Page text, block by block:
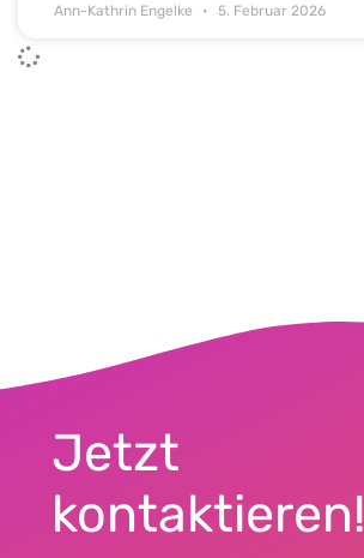
Ann-Kathrin Engelke 5. Februar 2026
Jetzt
kontaktieren!